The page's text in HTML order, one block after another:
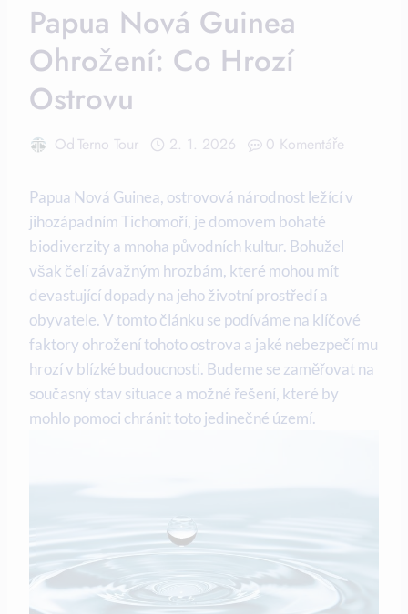
Papua Nová Guinea
Ohrožení: Co Hrozí
Ostrovu
OdTerno Tour 2. 1. 2026 0 Komentáře
Papua Nová Guinea, ostrovová národnost ležící v
jihozápadním Tichomoří, je domovem ‍bohaté
biodiverzity a mnoha původních kultur.⁣ Bohužel
však⁣ čelí závažným hrozbám, které mohou mít
devastující dopady na ⁤jeho⁤ životní prostředí a
obyvatele. V tomto článku se⁣ podíváme na‌ klíčové
faktory ohrožení tohoto‌ ostrova a ​jaké nebezpečí mu
⁢hrozí ⁤v ⁢blízké budoucnosti. Budeme ⁢se​ zaměřovat na
současný stav ⁢situace a⁤ možné řešení, které⁢ by
⁤mohlo pomoci chránit toto jedinečné ⁤území.